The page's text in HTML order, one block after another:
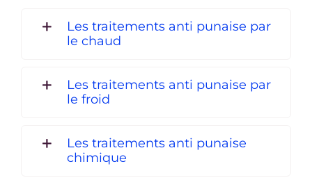
Les traitements anti punaise par
le chaud
Les traitements anti punaise par
le froid
Les traitements anti punaise
chimique